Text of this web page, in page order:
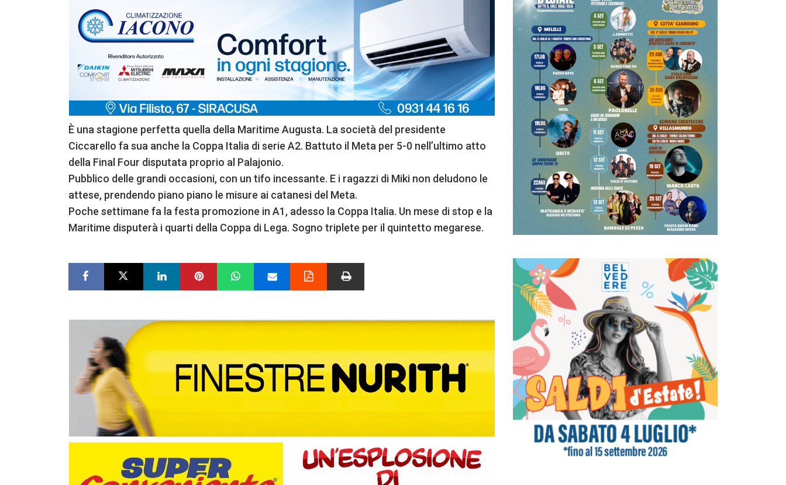
È una stagione perfetta quella della Maritime Augusta. La società del presidente
Ciccarello fa sua anche la Coppa Italia di serie A2. Battuto il Meta per 5-0 nell’ultimo atto
della Final Four disputata proprio al Palajonio.
Pubblico delle grandi occasioni, con un tifo incessante. E i ragazzi di Miki non deludono le
attese, prendendo piano piano le misure ai catanesi del Meta.
Poche settimane fa la festa promozione in A1, adesso la Coppa Italia. Un mese di stop e la
Maritime disputerà i quarti della Coppa di Lega. Sogno triplete per il quintetto megarese.